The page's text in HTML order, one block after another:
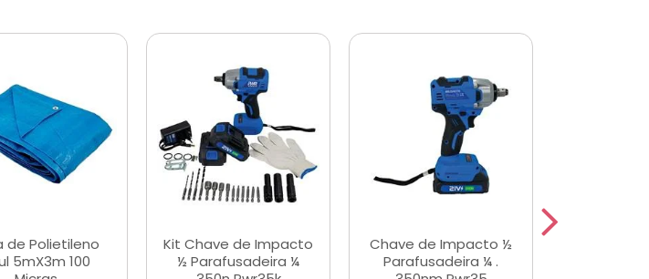
de Polietileno
5mX3m 100
Kit Chave de Impacto
½ Parafusadeira ¼
Chave de Impacto ½
Parafusadeira ¼ .